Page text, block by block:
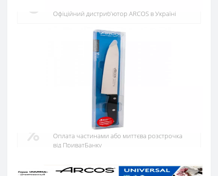
Офіційний дистриб'ютор ARCOS в Україні
Швидка доставка
Доставка протягом 1-3 днів по Україні
Гарантія якості
10 років гарантія на ножі
Купуй в кредит
Оплата частинами або миттєва розстрочка
від ПриватБанку